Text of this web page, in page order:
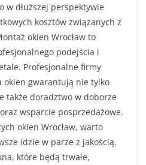
w dłuższej perspektywie
kosztów związanych z
okien Wrocław to
podejścia i
Profesjonalne firmy
okien gwarantują nie tylko
także doradztwo w doborze
wsparcie posprzedażowe.
okien Wrocław, warto
idzie w parze z jakością.
które będą trwałe,